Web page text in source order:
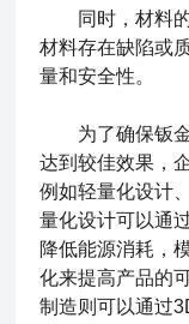
同时，材料的
材料存在缺陷或
量和安全性。
为了确保钣金
达到较佳效果，
例如轻量化设计
量化设计可以通
降低能源消耗，
化来提高产品的
制造则可以通过